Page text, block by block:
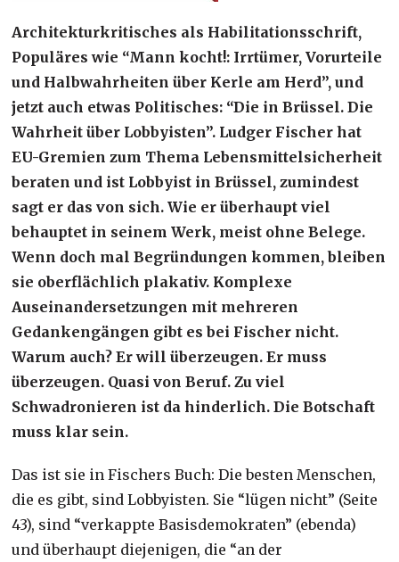
Architekturkritisches als Habilitationsschrift,
Populäres wie “Mann kocht!: Irrtümer, Vorurteile
und Halbwahrheiten über Kerle am Herd”, und
jetzt auch etwas Politisches: “Die in Brüssel. Die
Wahrheit über Lobbyisten”. Ludger Fischer hat
EU-Gremien zum Thema Lebensmittelsicherheit
beraten und ist Lobbyist in Brüssel, zumindest
sagt er das von sich. Wie er überhaupt viel
behauptet in seinem Werk, meist ohne Belege.
Wenn doch mal Begründungen kommen, bleiben
sie oberflächlich plakativ. Komplexe
Auseinandersetzungen mit mehreren
Gedankengängen gibt es bei Fischer nicht.
Warum auch? Er will überzeugen. Er muss
überzeugen. Quasi von Beruf. Zu viel
Schwadronieren ist da hinderlich. Die Botschaft
muss klar sein.
Das ist sie in Fischers Buch: Die besten Menschen,
die es gibt, sind Lobbyisten. Sie “lügen nicht” (Seite
43), sind “verkappte Basisdemokraten” (ebenda)
und überhaupt diejenigen, die “an der